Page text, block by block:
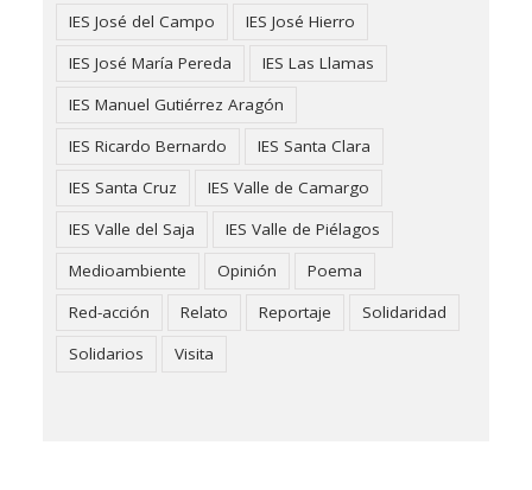
IES José del Campo
IES José Hierro
IES José María Pereda
IES Las Llamas
IES Manuel Gutiérrez Aragón
IES Ricardo Bernardo
IES Santa Clara
IES Santa Cruz
IES Valle de Camargo
IES Valle del Saja
IES Valle de Piélagos
Medioambiente
Opinión
Poema
Red-acción
Relato Reportaje
Solidaridad
Solidarios
Visita